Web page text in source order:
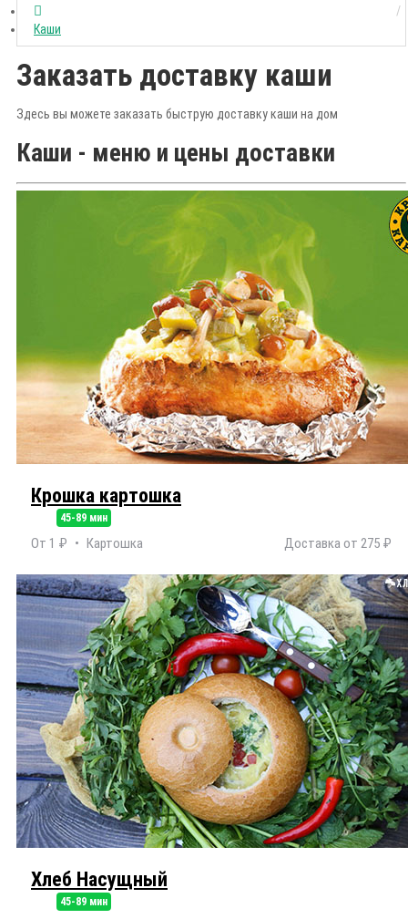
Каши
Заказать доставку каши
Здесь вы можете заказать быструю доставку каши на дом
Каши - меню и цены доставки
Крошка картошка
45-89 мин
От 1 ₽ Картошка Доставка от 275 ₽
Хлеб Насущный
45-89 мин